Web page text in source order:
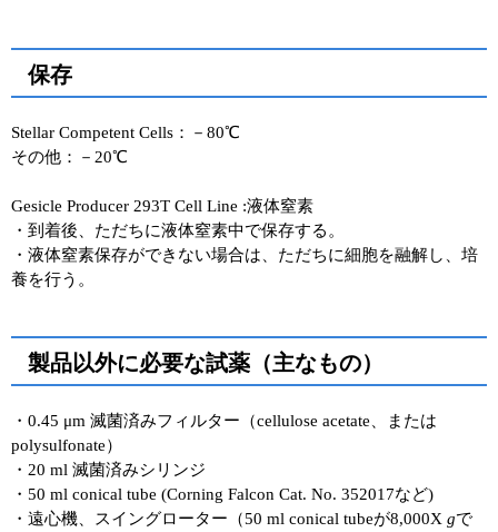
保存
Stellar Competent Cells：－80℃
その他：－20℃
Gesicle Producer 293T Cell Line :液体窒素
・到着後、ただちに液体窒素中で保存する。
・液体窒素保存ができない場合は、ただちに細胞を融解し、培
養を行う。
製品以外に必要な試薬（主なもの）
・0.45 μm 滅菌済みフィルター（cellulose acetate、または
polysulfonate）
・20 ml 滅菌済みシリンジ
・50 ml conical tube (Corning Falcon Cat. No. 352017など)
・遠心機、スイングローター（50 ml conical tubeが8,000X gで